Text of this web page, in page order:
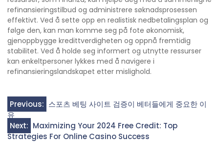
refinansieringstilbud og administrere søknadsprosessen
effektivt. Ved å sette opp en realistisk nedbetalingsplan og
følge den, kan man komme seg på fote økonomisk,
gjenoppbygge kredittverdigheten og oppnå fremtidig
stabilitet. Ved å holde seg informert og utnytte ressurser
kan enkeltpersoner lykkes med å navigere i
refinansieringslandskapet etter mislighold.
Post
navigation
Previous: 스포츠 베팅 사이트 검증이 베터들에게 중요한 이
유
Next: Maximizing Your 2024 Free Credit: Top
Strategies For Online Casino Success